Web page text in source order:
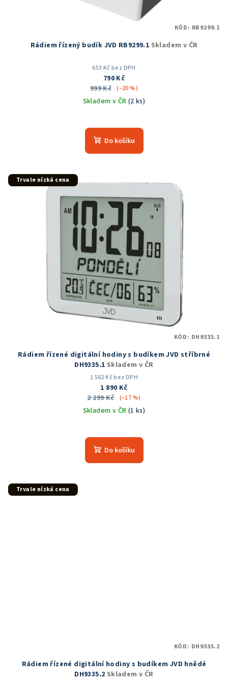
Rádiem řízený budík JVD RB9299.1 Skladem v ČR
653 Kč bez DPH
790 Kč
999 Kč (–20 %)
Skladem v ČR (2 ks)
hodnocení
produktu
Do košíku
KÓD: RB9299.1
Trvale nízká cena
Rádiem řízené digitální hodiny s budíkem JVD stříbrné
DH9335.1 Skladem v ČR
1 562 Kč bez DPH
1 890 Kč
2 299 Kč
(–17 %)
Skladem v ČR (1 ks)
hodnocení
produktu
Do košíku
KÓD: DH9335.1
Trvale nízká cena
Rádiem řízené digitální hodiny s budíkem JVD hnědé
DH9335.2 Skladem v ČR
KÓD: DH9335.2